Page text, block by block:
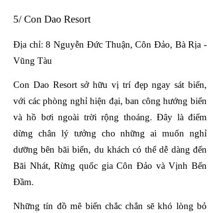
5/ Con Dao Resort
Địa chỉ: 8 Nguyễn Đức Thuận, Côn Đảo, Bà Rịa -
Vũng Tàu
Con Dao Resort sở hữu vị trí đẹp ngay sát biển,
với các phòng nghỉ hiện đại, ban công hướng biển
và hồ bơi ngoài trời rộng thoáng. Đây là điểm
dừng chân lý tưởng cho những ai muốn nghỉ
dưỡng bên bãi biển, du khách có thể dễ dàng đến
Bãi Nhát, Rừng quốc gia Côn Đảo và Vịnh Bến
Đầm.
Những tín đồ mê biển chắc chắn sẽ khó lòng bỏ